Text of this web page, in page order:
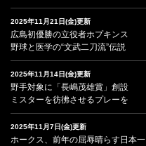
2025年11月21日(金)更新
広島初優勝の立役者ホプキンス
野球と医学の“文武二刀流”伝説
2025年11月14日(金)更新
野手対象に「長嶋茂雄賞」創設
ミスターを彷彿させるプレーを
2025年11月7日(金)更新
ホークス、前年の屈辱晴らす日本一